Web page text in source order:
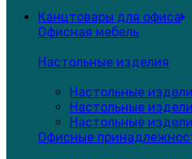
Канцтовары для офиса
Офисная мебель
Настольные изделия
Настольные
Настольные
Настольные
Офисные